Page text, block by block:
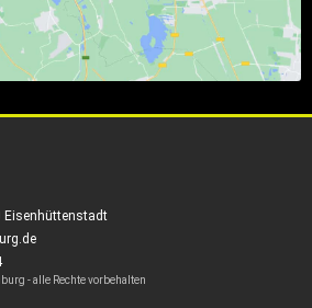
Eisenhüttenstadt
- alle Rechte vorbehalten